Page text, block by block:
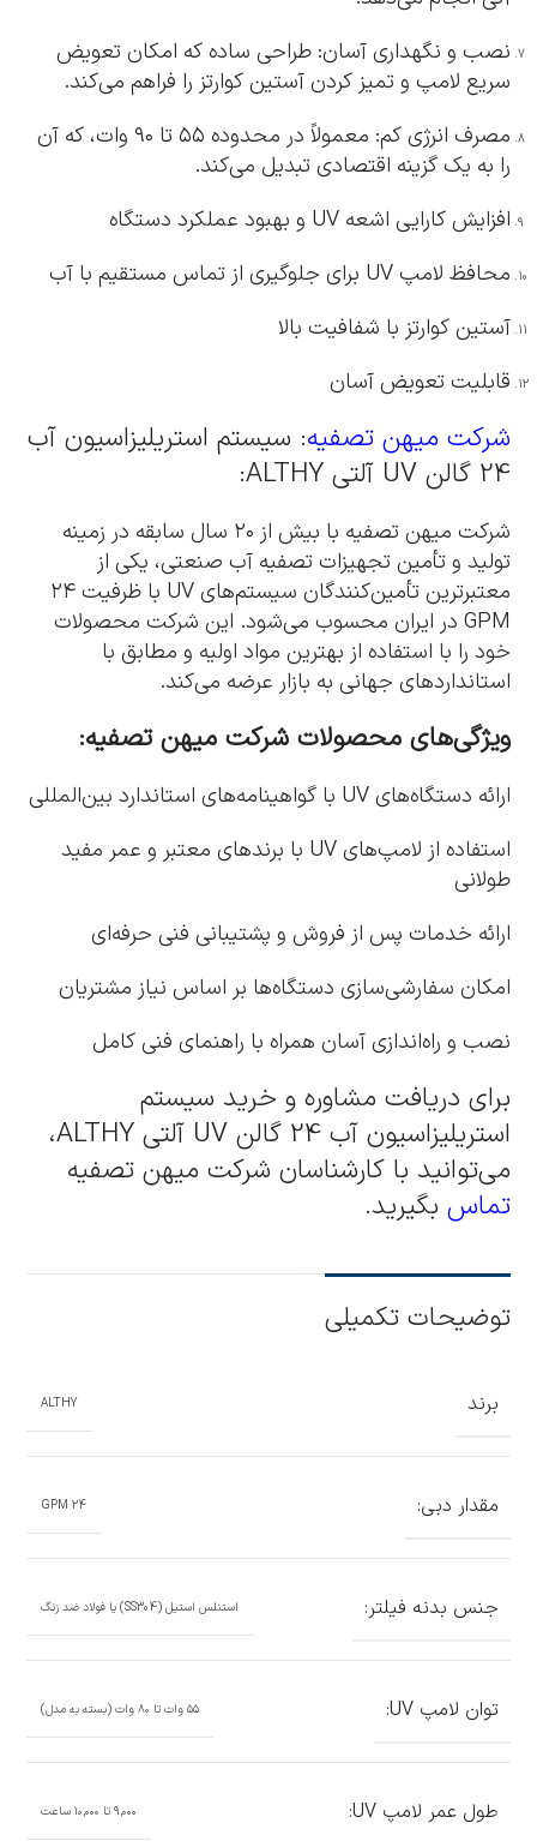
نصب و نگهداری آسان: طراحی ساده که امکان تعویض
سریع لامپ و تمیز کردن آستین کوارتز را فراهم می‌کند.
مصرف انرژی کم: معمولاً در محدوده ۵۵ تا ۹۰ وات، که آن
را به یک گزینه اقتصادی تبدیل می‌کند.
افزایش کارایی اشعه UV و بهبود عملکرد دستگاه
محافظ لامپ UV برای جلوگیری از تماس مستقیم با آب
آستین کوارتز با شفافیت بالا
قابلیت تعویض آسان
شرکت میهن تصفیه: سیستم استریلیزاسیون آب
24 گالن UV آلتی ALTHY:
شرکت میهن تصفیه با بیش از ۲۰ سال سابقه در زمینه
تولید و تأمین تجهیزات تصفیه آب صنعتی، یکی از
معتبرترین تأمین‌کنندگان سیستم‌های UV با ظرفیت ۲۴
GPM در ایران محسوب می‌شود. این شرکت محصولات
خود را با استفاده از بهترین مواد اولیه و مطابق با
استانداردهای جهانی به بازار عرضه می‌کند.
ویژگی‌های محصولات شرکت میهن تصفیه:
ارائه دستگاه‌های UV با گواهینامه‌های استاندارد بین‌المللی
استفاده از لامپ‌های UV با برندهای معتبر و عمر مفید
طولانی
ارائه خدمات پس از فروش و پشتیبانی فنی حرفه‌ای
امکان سفارشی‌سازی دستگاه‌ها بر اساس نیاز مشتریان
نصب و راه‌اندازی آسان همراه با راهنمای فنی کامل
برای دریافت مشاوره و خرید سیستم
استریلیزاسیون آب 24 گالن UV آلتی ALTHY،
می‌توانید با کارشناسان شرکت میهن تصفیه
تماس بگیرید.
توضیحات تکمیلی
برند ALTHY
مقدار دبی: 24 GPM
جنس بدنه فیلتر: استنلس استیل (SS304) یا فولاد ضد زنگ
توان لامپ UV: ۵۵ وات تا ۸۰ وات (بسته به مدل)
طول عمر لامپ UV: ۹,۰۰۰ تا ۱۰,۰۰۰ ساعت